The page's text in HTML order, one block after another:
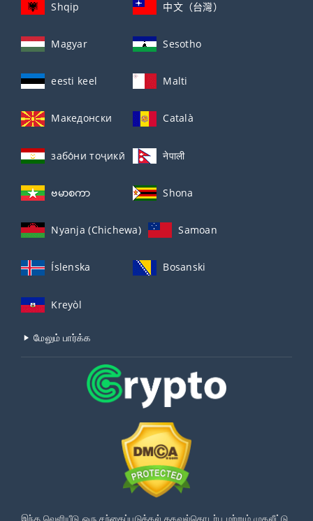
Shqip 中文（台灣）
Magyar Sesotho
eesti keel Malti
Македонски Català
забо́ни тоҷикӣ́ नेपाली
ဗမာစကာ Shona
Nyanja (Chichewa) Samoan
Íslenska Bosanski
Kreyòl
மேலும் பார்க்க
இந்த வெளியீடு ஒரு சந்தைப்படுத்தல் தகவல்தொடர்பு மற்றும் முதலீட்டு